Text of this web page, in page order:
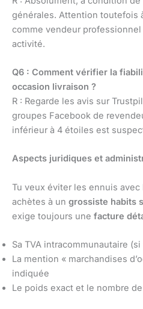
générales. Attention toutefois
comme vendeur
activité.
Q6 : Comment vérifier la
occasion livraison ?
R : Regarde les avis sur
groupes Facebook de
inférieur à 4 étoiles est
Aspects juridiques et
Tu veux éviter les ennuis avec
achètes à un grossiste habits
exige toujours une facture
Sa TVA intracommunautaire
La mention « marchandises
indiquée
Le poids exact et le nombre